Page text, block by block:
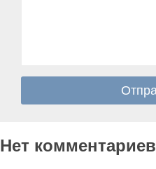
Нет комментариев